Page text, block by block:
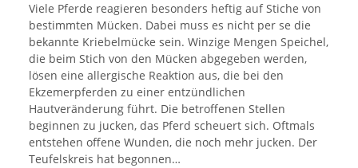
Viele Pferde reagieren besonders heftig auf Stiche von
bestimmten Mücken. Dabei muss es nicht per se die
bekannte Kriebelmücke sein. Winzige Mengen Speichel,
die beim Stich von den Mücken abgegeben werden,
lösen eine allergische Reaktion aus, die bei den
Ekzemerpferden zu einer entzündlichen
Hautveränderung führt. Die betroffenen Stellen
beginnen zu jucken, das Pferd scheuert sich. Oftmals
entstehen offene Wunden, die noch mehr jucken. Der
Teufelskreis hat begonnen…